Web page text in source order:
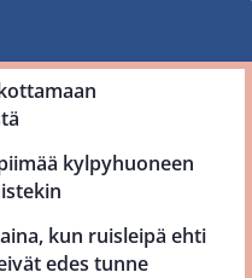
kylpyhuoneen
kun ruisleipä ehti
edes tunne